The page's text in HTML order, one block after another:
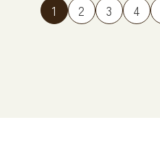
1 2 3 4